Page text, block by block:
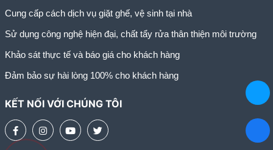
Cung cấp cách dịch vụ giặt ghế, vệ sinh tại nhà
Sử dụng công nghệ hiện đại, chất tẩy rửa thân thiện môi trường
Khảo sát thực tế và báo giá cho khách hàng
Đảm bảo sự hài lòng 100% cho khách hàng
KẾT NỐI VỚI CHÚNG TÔI